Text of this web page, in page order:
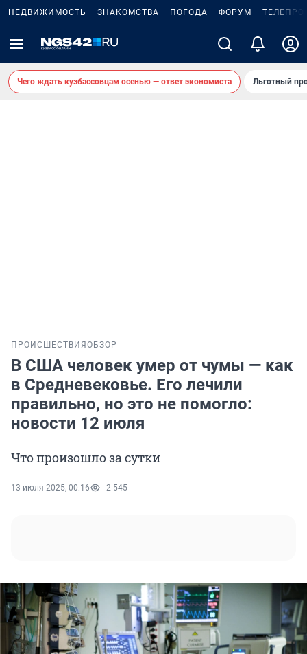
НЕДВИЖИМОСТЬ ЗНАКОМСТВА ПОГОДА ФОРУМ
Чего ждать кузбассовцам осенью — ответ экономиста Льготный
ПРОИСШЕСТВИЯ ОБЗОР
В США человек умер от чумы — как
в Средневековье. Его лечили
правильно, но это не помогло:
новости 12 июля
Что произошло за сутки
13 июля 2025, 00:16 2 545